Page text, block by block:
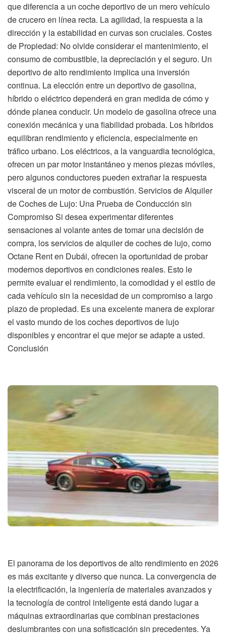
que diferencia a un coche deportivo de un mero vehículo
de crucero en línea recta. La agilidad, la respuesta a la
dirección y la estabilidad en curvas son cruciales. Costes
de Propiedad: No olvide considerar el mantenimiento, el
consumo de combustible, la depreciación y el seguro. Un
deportivo de alto rendimiento implica una inversión
continua. La elección entre un deportivo de gasolina,
híbrido o eléctrico dependerá en gran medida de cómo y
dónde planea conducir. Un modelo de gasolina ofrece una
conexión mecánica y una fiabilidad probada. Los híbridos
equilibran rendimiento y eficiencia, especialmente en
tráfico urbano. Los eléctricos, a la vanguardia tecnológica,
ofrecen un par motor instantáneo y menos piezas móviles,
pero algunos conductores pueden extrañar la respuesta
visceral de un motor de combustión. Servicios de Alquiler
de Coches de Lujo: Una Prueba de Conducción sin
Compromiso Si desea experimentar diferentes
sensaciones al volante antes de tomar una decisión de
compra, los servicios de alquiler de coches de lujo, como
Octane Rent en Dubái, ofrecen la oportunidad de probar
modernos deportivos en condiciones reales. Esto le
permite evaluar el rendimiento, la comodidad y el estilo de
cada vehículo sin la necesidad de un compromiso a largo
plazo de propiedad. Es una excelente manera de explorar
el vasto mundo de los coches deportivos de lujo
disponibles y encontrar el que mejor se adapte a usted.
Conclusión
El panorama de los deportivos de alto rendimiento en 2026
es más excitante y diverso que nunca. La convergencia de
la electrificación, la ingeniería de materiales avanzados y
la tecnología de control inteligente está dando lugar a
máquinas extraordinarias que combinan prestaciones
deslumbrantes con una sofisticación sin precedentes. Ya